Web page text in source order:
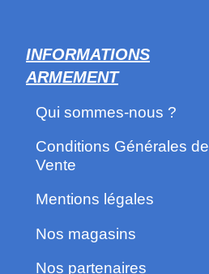
INFORMATIONS
ARMEMENT
Qui sommes-nous ?
Conditions Générales de
Vente
Mentions légales
Nos magasins
Nos partenaires